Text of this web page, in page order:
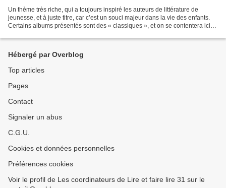
Un thème très riche, qui a toujours inspiré les auteurs de littérature de
jeunesse, et à juste titre, car c’est un souci majeur dans la vie des enfants.
Certains albums présentés sont des « classiques », et on se contentera ici
Hébergé par Overblog
Top articles
Pages
Contact
Signaler un abus
C.G.U.
Cookies et données personnelles
Préférences cookies
Voir le profil de Les coordinateurs de Lire et faire lire 31 sur le